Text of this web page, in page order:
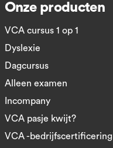
Onze producten
VCA cursus 1 op 1
Dyslexie
Dagcursus
Alleen examen
Incompany
VCA pasje kwijt?
VCA -bedrijfscertificering